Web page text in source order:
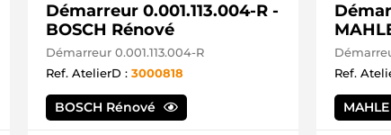
Démarreur 0.001.113.004-R -
BOSCH Rénové
Démarreur 0.001.113.004-R
Ref. AtelierD : 3000818
BOSCH Rénové
Ref.